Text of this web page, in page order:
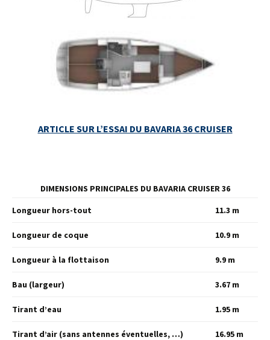
ARTICLE SUR L’ESSAI DU BAVARIA 36 CRUISER
DIMENSIONS PRINCIPALES DU BAVARIA CRUISER 36
Longueur hors-tout
11.3 m
Longueur de coque 10.9 m
Longueur à la flottaison 9.9 m
Bau (largeur) 3.67 m
Tirant d’eau 1.95 m
Tirant d’air (sans antennes éventuelles, …) 16.95 m